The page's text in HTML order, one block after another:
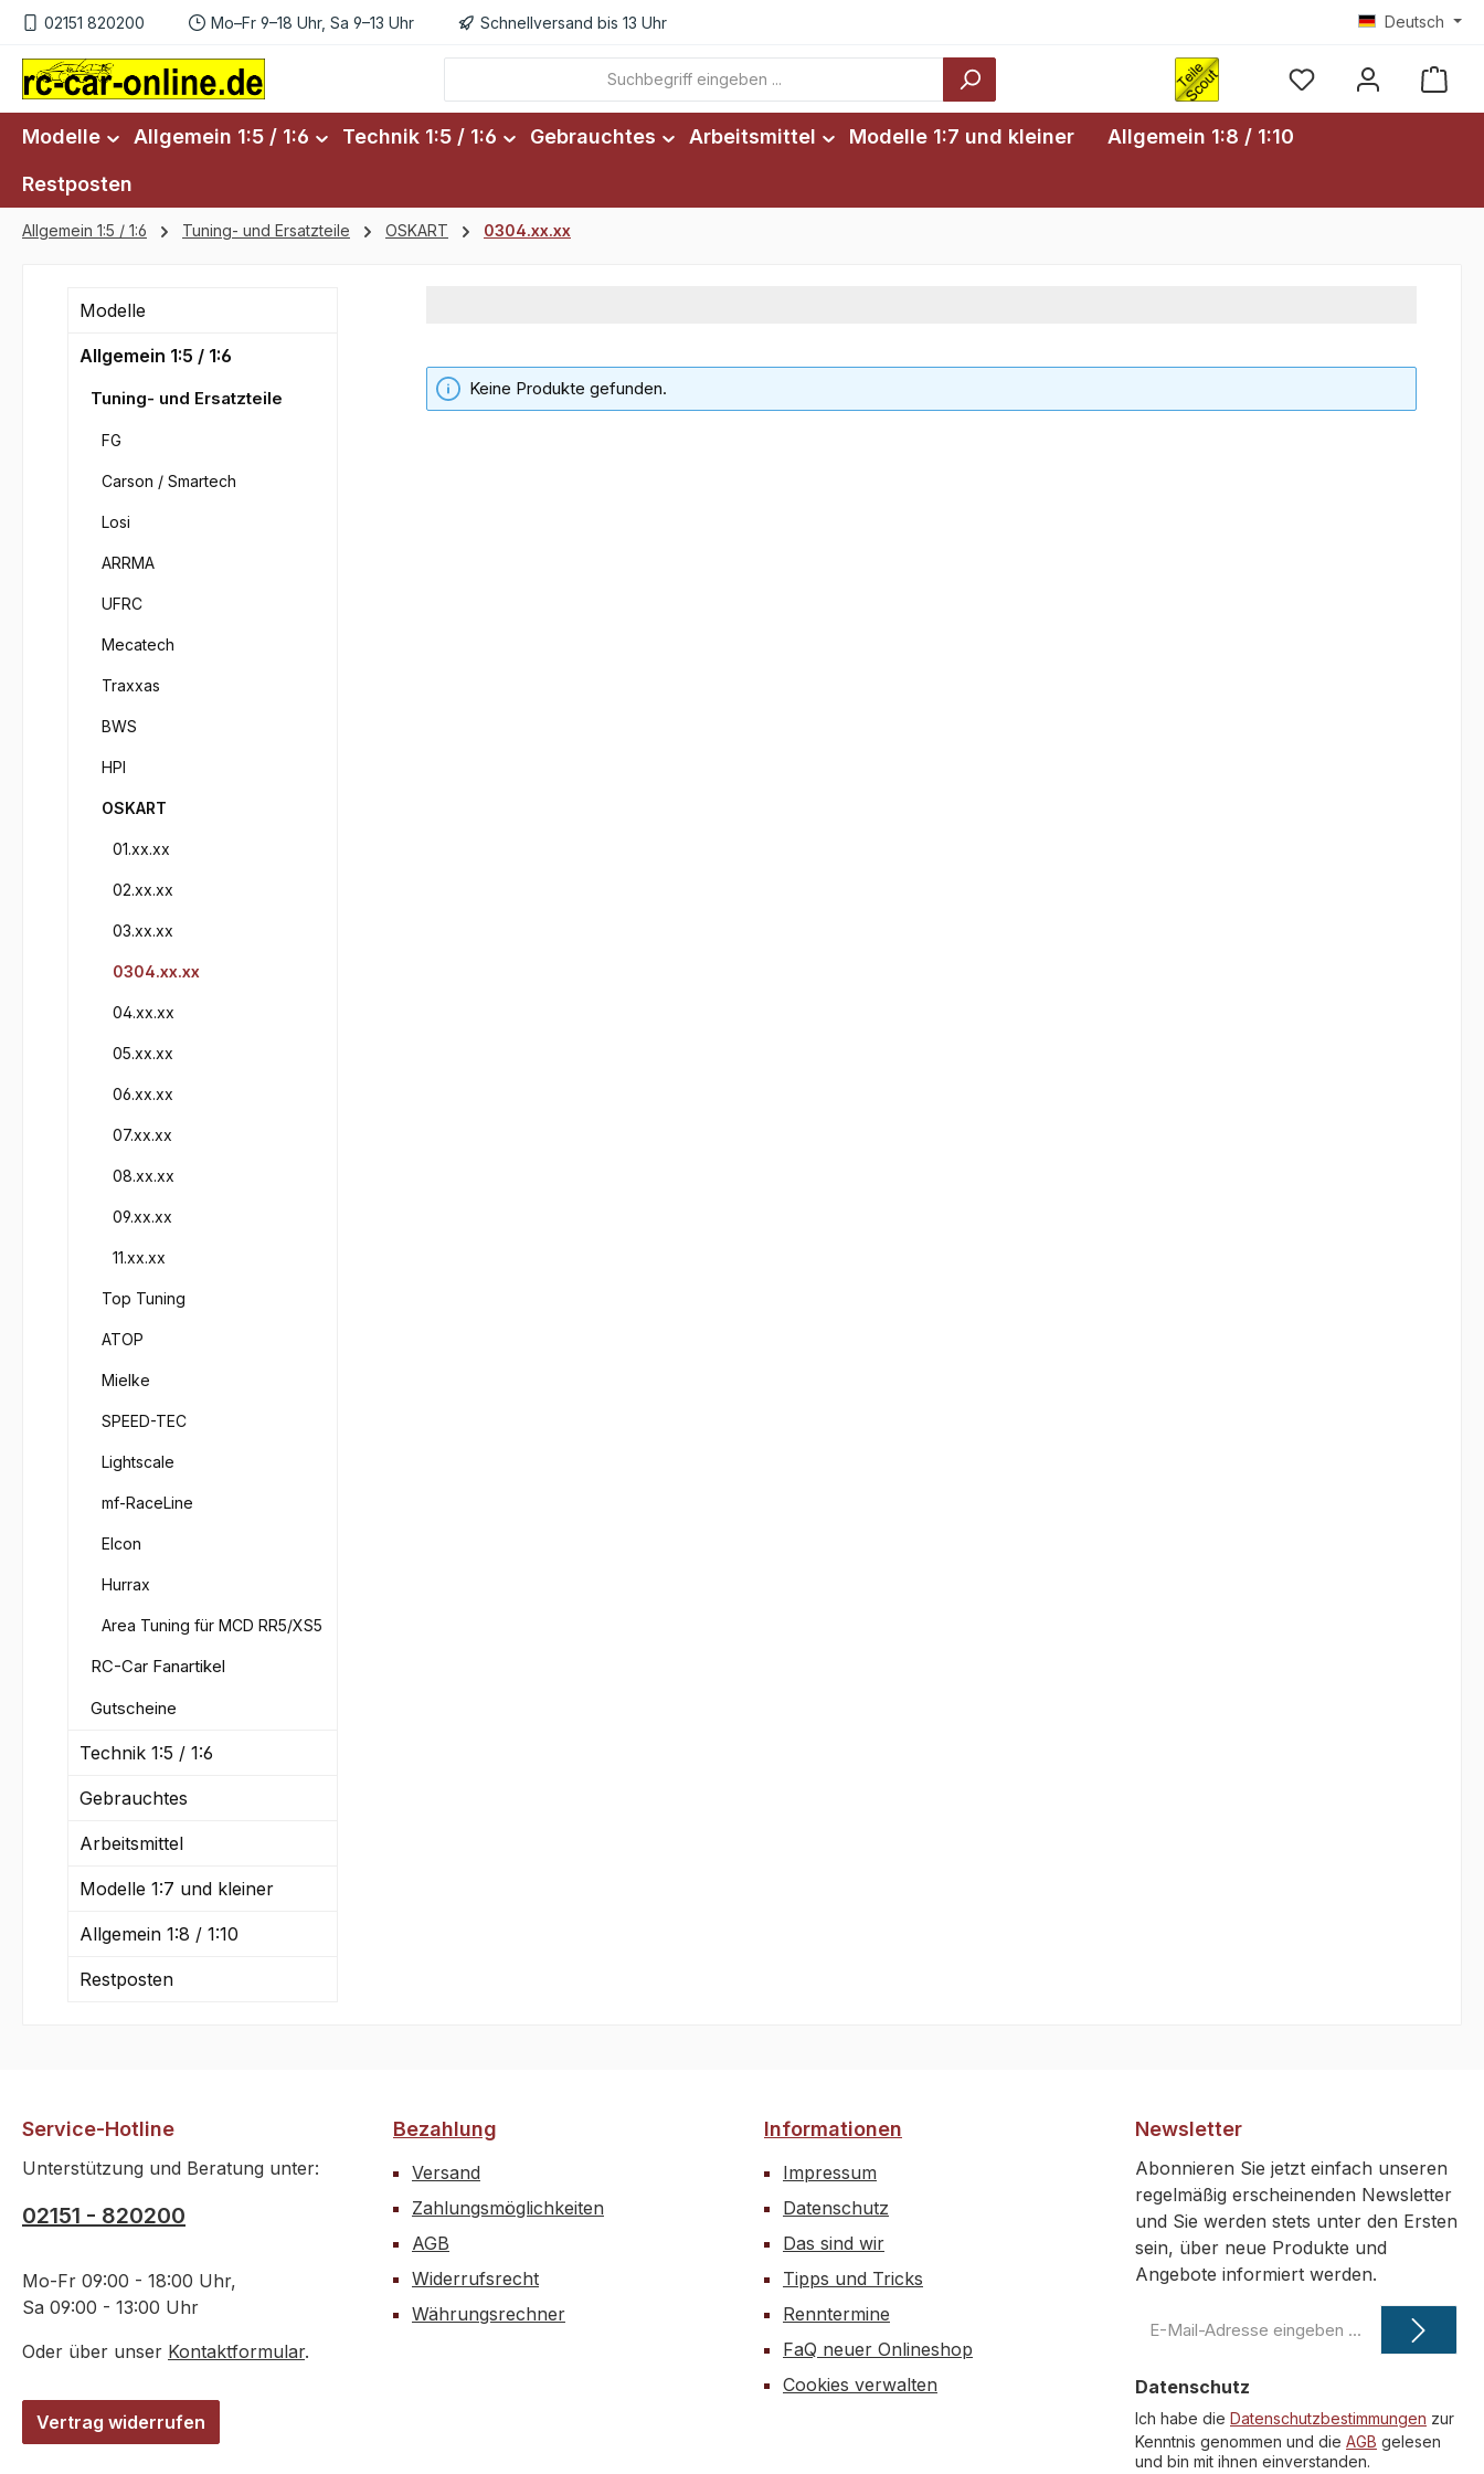
Hauptinhalt springen
Zur Suche springen
Zur Hauptnavigation springen
02151 820200 Mo–Fr 9–18 Uhr, Sa 9–13 Uhr Schnellversand bis 13 Uhr Deutsch
Modelle Allgemein 1:5 / 1:6 Technik 1:5 / 1:6 Gebrauchtes Arbeitsmittel Modelle 1:7 und kleiner Allgemein 1:8 / 1:10
Restposten
Allgemein 1:5 / 1:6 Tuning- und Ersatzteile OSKART 0304.xx.xx
Modelle
Allgemein 1:5 / 1:6
Tuning- und Ersatzteile
FG
Carson / Smartech
Losi
ARRMA
UFRC
Mecatech
Traxxas
BWS
HPI
OSKART
01.xx.xx
02.xx.xx
03.xx.xx
0304.xx.xx
04.xx.xx
05.xx.xx
06.xx.xx
07.xx.xx
08.xx.xx
09.xx.xx
11.xx.xx
Top Tuning
ATOP
Mielke
SPEED-TEC
Lightscale
mf-RaceLine
Elcon
Hurrax
Area Tuning für MCD RR5/XS5
RC-Car Fanartikel
Gutscheine
Technik 1:5 / 1:6
Gebrauchtes
Arbeitsmittel
Modelle 1:7 und kleiner
Allgemein 1:8 / 1:10
Restposten
Keine Produkte gefunden.
Service-Hotline
Unterstützung und Beratung unter:
02151 - 820200
Mo-Fr 09:00 - 18:00 Uhr,
Sa 09:00 - 13:00 Uhr
Oder über unser Kontaktformular.
Vertrag widerrufen
Bezahlung
Versand
Zahlungsmöglichkeiten
AGB
Widerrufsrecht
Währungsrechner
Informationen
Impressum
Datenschutz
Das sind wir
Tipps und Tricks
Renntermine
FaQ neuer Onlineshop
Cookies verwalten
Newsletter
Abonnieren Sie jetzt einfach unseren
regelmäßig erscheinenden Newsletter
und Sie werden stets unter den Ersten
sein, über neue Produkte und
Angebote informiert werden.
Mail-
*
Datenschutz
Ich habe die Datenschutzbestimmungen zur
Kenntnis genommen und die AGB gelesen
und bin mit ihnen einverstanden.